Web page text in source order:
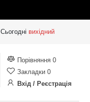
Сьогодні вихідний
Порівняння 0
Закладки 0
Вхід / Реєстрація